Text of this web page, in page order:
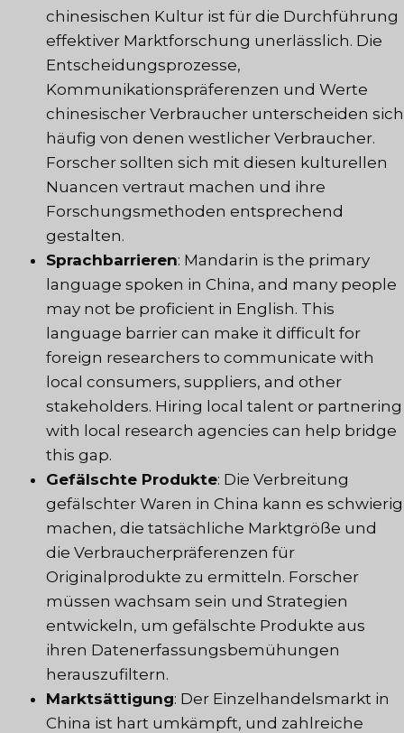
chinesischen Kultur ist für die Durchführung
effektiver Marktforschung unerlässlich. Die
Entscheidungsprozesse,
Kommunikationspräferenzen und Werte
chinesischer Verbraucher unterscheiden sich
häufig von denen westlicher Verbraucher.
Forscher sollten sich mit diesen kulturellen
Nuancen vertraut machen und ihre
Forschungsmethoden entsprechend
gestalten.
Sprachbarrieren: Mandarin is the primary
language spoken in China, and many people
may not be proficient in English. This
language barrier can make it difficult for
foreign researchers to communicate with
local consumers, suppliers, and other
stakeholders. Hiring local talent or partnering
with local research agencies can help bridge
this gap.
Gefälschte Produkte: Die Verbreitung
gefälschter Waren in China kann es schwierig
machen, die tatsächliche Marktgröße und
die Verbraucherpräferenzen für
Originalprodukte zu ermitteln. Forscher
müssen wachsam sein und Strategien
entwickeln, um gefälschte Produkte aus
ihren Datenerfassungsbemühungen
herauszufiltern.
Marktsättigung: Der Einzelhandelsmarkt in
China ist hart umkämpft, und zahlreiche